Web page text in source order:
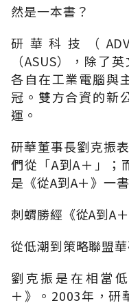
然是一本書？
研華科技（
（ASUS），除了
各自在工業電腦與
冠。雙方合資的新
運。
研華董事長劉克振
們從「A到A＋」；
是《從A到A＋》一書
刺蝟勝經《從A到A＋
從低潮到策略聯盟
劉克振是在相當
＋》。2003年，研